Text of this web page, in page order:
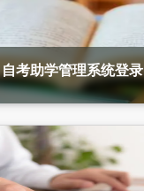
自考助学管理系统登录